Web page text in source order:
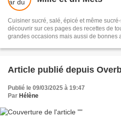
Cuisiner sucré, salé, épicé et même
découvrir sur ces pages des recettes de
grandes occasions mais aussi de bonnes
bonheur ;-)
Article publié
Publié le 09/03/2025 à 19:47
Par Hélène